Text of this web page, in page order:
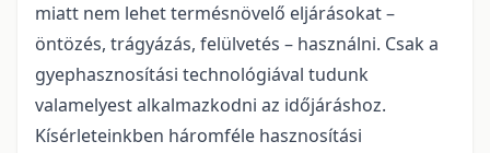
miatt nem lehet termésnövelő eljárásokat –
öntözés, trágyázás, felülvetés – használni. Csak a
gyephasznosítási technológiával tudunk
valamelyest alkalmazkodni az időjáráshoz.
Kísérleteinkben háromféle hasznosítási